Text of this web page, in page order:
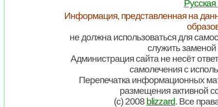
Информация, представленная на
не должна использоваться для
служить заменой
Администрация сайта не несёт
самолечения с
Перепечатка информационных
размещения активной
(c) 2008 blizzard. Все